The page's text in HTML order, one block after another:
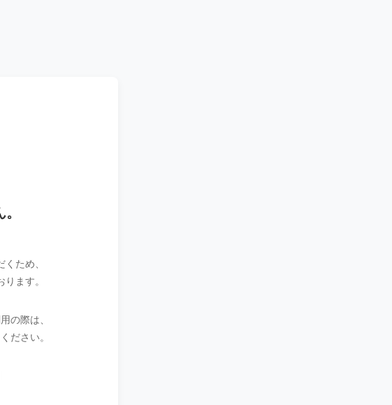
ため、
ます。
の際は、
ださい。